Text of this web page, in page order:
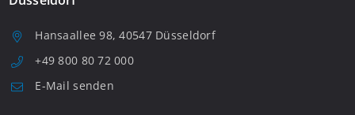
Hansaallee 98, 40547 Düsseldorf
+49 800 80 72 000
E-Mail senden